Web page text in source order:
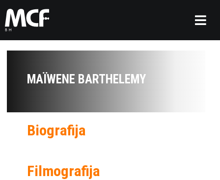
MAÏWENE BARTHELEMY
Biografija
Filmografija